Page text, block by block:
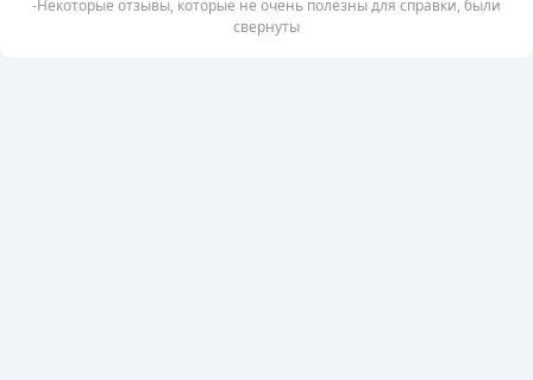
-Некоторые отзывы, которые не очень полезны для справки, были
свернуты